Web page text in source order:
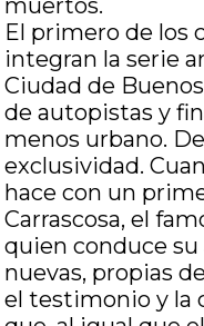
muertos.
El primero de los
integran la serie
Ciudad de
de autopistas y
menos urbano.
exclusividad.
hace con un
Carrascosa, el
quien conduce
nuevas, propias
el testimonio y la